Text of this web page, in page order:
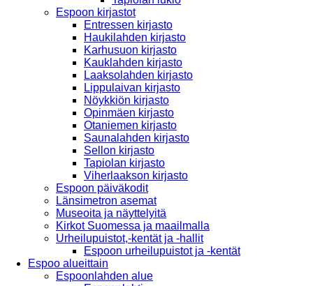
Espoon kirjastot
Entressen kirjasto
Haukilahden kirjasto
Karhusuon kirjasto
Kauklahden kirjasto
Laaksolahden kirjasto
Lippulaivan kirjasto
Nöykkiön kirjasto
Opinmäen kirjasto
Otaniemen kirjasto
Saunalahden kirjasto
Sellon kirjasto
Tapiolan kirjasto
Viherlaakson kirjasto
Espoon päiväkodit
Länsimetron asemat
Museoita ja näyttelyitä
Kirkot Suomessa ja maailmalla
Urheilupuistot,-kentät ja -hallit
Espoon urheilupuistot ja -kentät
Espoo alueittain
Espoonlahden alue